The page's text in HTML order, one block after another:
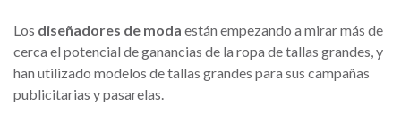
Los diseñadores de moda están empezando a mirar más de
cerca el potencial de ganancias de la ropa de tallas grandes, y
han utilizado modelos de tallas grandes para sus campañas
publicitarias y pasarelas.